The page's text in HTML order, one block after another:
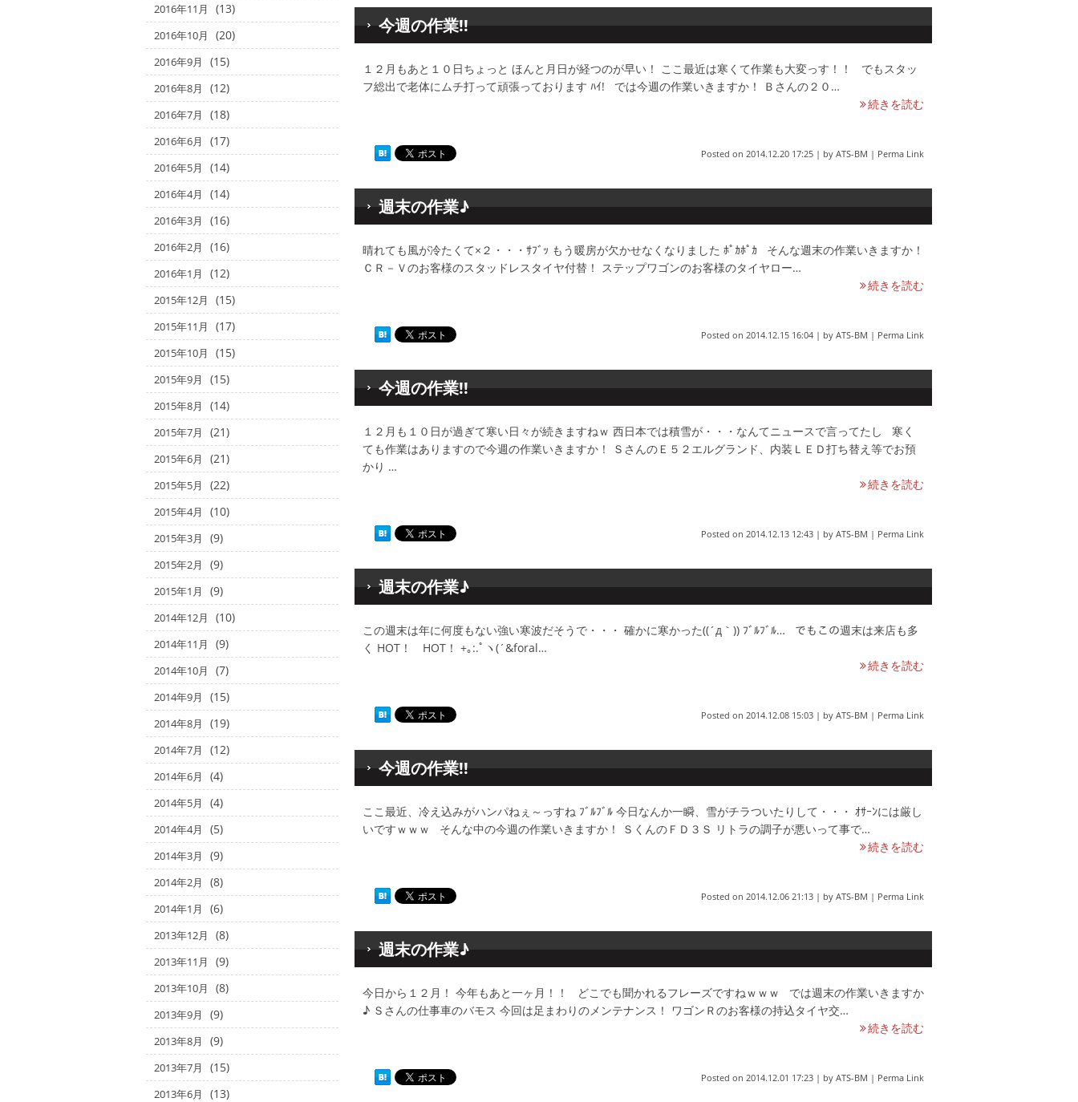
今週の作業!!
１２月もあと１０日ちょっと ほんと月日が経つのが早い！ ここ最近は寒くて作業も大変っす！！ でもスタッ
フ総出で老体にムチ打って頑張っております ﾊｲ! では今週の作業いきますか！ Ｂさんの２０…
続きを読む
Posted on 2014.12.20 17:25 | by ATS-BM | Perma Link
週末の作業♪
晴れても風が冷たくて×２・・・ｻﾌﾞｯ もう暖房が欠かせなくなりました ﾎﾟｶﾎﾟｶ そんな週末の作業いきますか！
ＣＲ－Ｖのお客様のスタッドレスタイヤ付替！ ステップワゴンのお客様のタイヤロー…
続きを読む
Posted on 2014.12.15 16:04 | by ATS-BM | Perma Link
今週の作業!!
１２月も１０日が過ぎて寒い日々が続きますねｗ 西日本では積雪が・・・なんてニュースで言ってたし 寒く
ても作業はありますので今週の作業いきますか！ ＳさんのＥ５２エルグランド、内装ＬＥＤ打ち替え等でお預
かり …
続きを読む
Posted on 2014.12.13 12:43 | by ATS-BM | Perma Link
週末の作業♪
この週末は年に何度もない強い寒波だそうで・・・ 確かに寒かった((´д｀)) ﾌﾞﾙﾌﾞﾙ… でもこの週末は来店も多
く HOT！ HOT！ +｡:.ﾟヽ(´&foral…
続きを読む
Posted on 2014.12.08 15:03 | by ATS-BM | Perma Link
今週の作業!!
ここ最近、冷え込みがハンパねぇ～っすね ﾌﾞﾙﾌﾞﾙ 今日なんか一瞬、雪がチラついたりして・・・ ｵｻｰﾝには厳し
いですｗｗｗ そんな中の今週の作業いきますか！ ＳくんのＦＤ３Ｓ リトラの調子が悪いって事で…
続きを読む
Posted on 2014.12.06 21:13 | by ATS-BM | Perma Link
週末の作業♪
今日から１２月！ 今年もあと一ヶ月！！ どこでも聞かれるフレーズですねｗｗｗ では週末の作業いきますか
♪ Ｓさんの仕事車のバモス 今回は足まわりのメンテナンス！ ワゴンＲのお客様の持込タイヤ交…
続きを読む
Posted on 2014.12.01 17:23 | by ATS-BM | Perma Link
2016年11月 (13)
2016年10月 (20)
2016年9月 (15)
2016年8月 (12)
2016年7月 (18)
2016年6月 (17)
2016年5月 (14)
2016年4月 (14)
2016年3月 (16)
2016年2月 (16)
2016年1月 (12)
2015年12月 (15)
2015年11月 (17)
2015年10月 (15)
2015年9月 (15)
2015年8月 (14)
2015年7月 (21)
2015年6月 (21)
2015年5月 (22)
2015年4月 (10)
2015年3月 (9)
2015年2月 (9)
2015年1月 (9)
2014年12月 (10)
2014年11月 (9)
2014年10月 (7)
2014年9月 (15)
2014年8月 (19)
2014年7月 (12)
2014年6月 (4)
2014年5月 (4)
2014年4月 (5)
2014年3月 (9)
2014年2月 (8)
2014年1月 (6)
2013年12月 (8)
2013年11月 (9)
2013年10月 (8)
2013年9月 (9)
2013年8月 (9)
2013年7月 (15)
2013年6月 (13)